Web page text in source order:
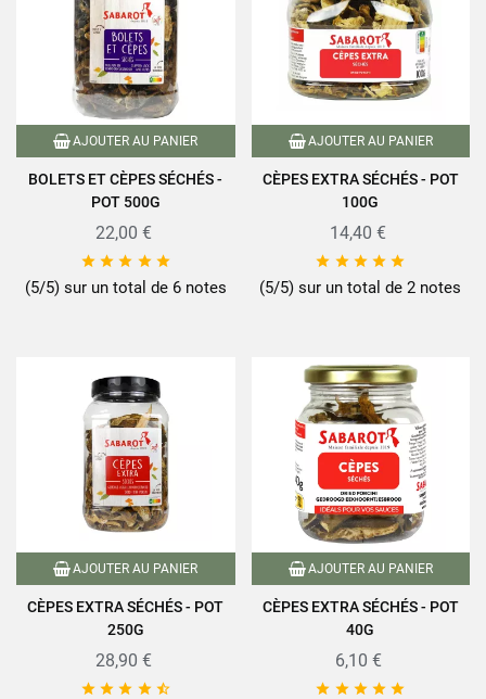
AJOUTER AU PANIER
BOLETS ET CÈPES SÉCHÉS -
POT 500G
22,00 €
    
(5/5) sur un total de 6 notes
AJOUTER AU PANIER
CÈPES EXTRA SÉCHÉS - POT
100G
14,40 €
    
(5/5) sur un total de 2 notes
AJOUTER AU PANIER
CÈPES EXTRA SÉCHÉS - POT
250G
28,90 €
    
AJOUTER AU PANIER
CÈPES EXTRA SÉCHÉS - POT
40G
6,10 €
    